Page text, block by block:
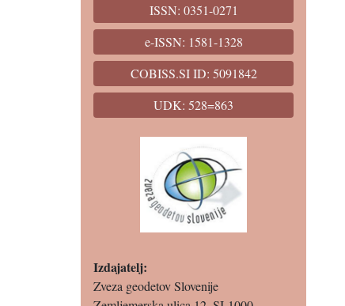
ISSN: 0351-0271
e-ISSN: 1581-1328
COBISS.SI ID: 5091842
UDK: 528=863
Izdajatelj:
Zveza geodetov Slovenije